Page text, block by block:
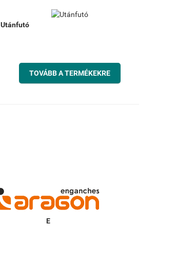
Utánfutó
TOVÁBB A TERMÉKEKRE